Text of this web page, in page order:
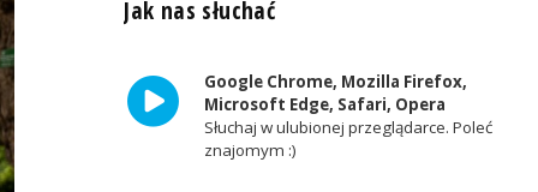
Jak nas słuchać
Google Chrome, Mozilla Firefox,
Microsoft Edge, Safari, Opera
Słuchaj w ulubionej przeglądarce. Poleć
znajomym :)